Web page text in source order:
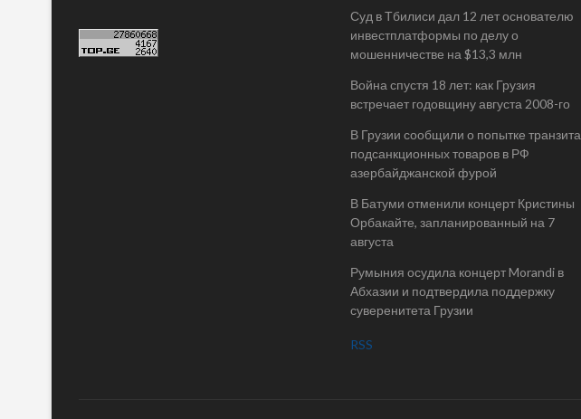
Суд в Тбилиси дал 12 лет основателю
инвестплатформы по делу о
мошенничестве на $13,3 млн
Война спустя 18 лет: как Грузия
встречает годовщину августа 2008-го
В Грузии сообщили о попытке транзита
подсанкционных товаров в РФ
азербайджанской фурой
В Батуми отменили концерт Кристины
Орбакайте, запланированный на 7
августа
Румыния осудила концерт Morandi в
Абхазии и подтвердила поддержку
суверенитета Грузии
RSS